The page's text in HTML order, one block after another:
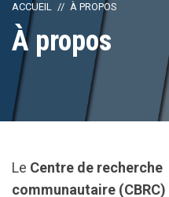
ACCUEIL À PROPOS
À propos
Le Centre de recherche
communautaire (CBRC)